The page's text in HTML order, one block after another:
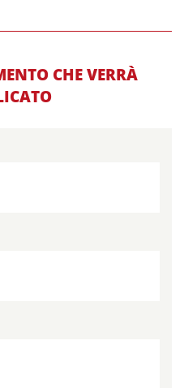
CHE VERRÀ